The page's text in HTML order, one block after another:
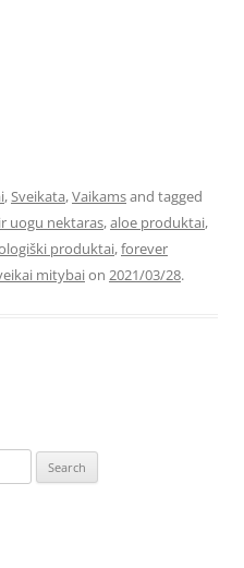
,Sveikata,Vaikamsand tagged
uogu nektaras,aloe produktai,
produktai,forever
mitybaion 2021/03/28.